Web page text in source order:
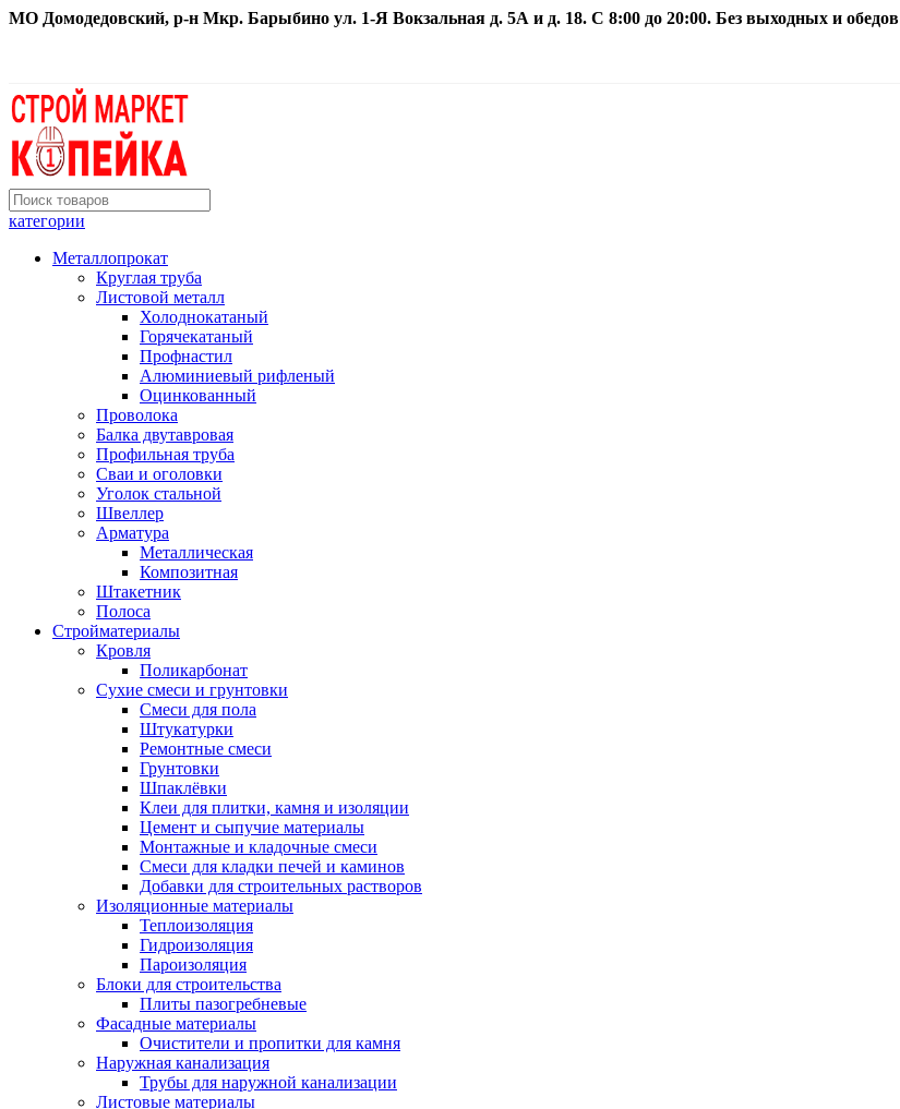
МО Домодедовский, р-н Мкр. Барыбино ул. 1-Я Вокзальная д. 5А и д. 18. С 8:00 до 20:00. Без выходных и обедов
категории
Металлопрокат
Круглая труба
Листовой металл
Холоднокатаный
Горячекатаный
Профнастил
Алюминиевый рифленый
Оцинкованный
Проволока
Балка двутавровая
Профильная труба
Сваи и оголовки
Уголок стальной
Швеллер
Арматура
Металлическая
Композитная
Штакетник
Полоса
Стройматериалы
Кровля
Поликарбонат
Сухие смеси и грунтовки
Смеси для пола
Штукатурки
Ремонтные смеси
Грунтовки
Шпаклёвки
Клеи для плитки, камня и изоляции
Цемент и сыпучие материалы
Монтажные и кладочные смеси
Смеси для кладки печей и каминов
Добавки для строительных растворов
Изоляционные материалы
Теплоизоляция
Гидроизоляция
Пароизоляция
Блоки для строительства
Плиты пазогребневые
Фасадные материалы
Очистители и пропитки для камня
Наружная канализация
Трубы для наружной канализации
Листовые материалы